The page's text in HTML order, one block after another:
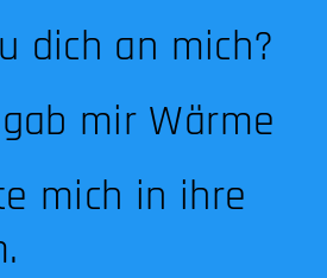
dich an mich?
mir Wärme
mich in ihre